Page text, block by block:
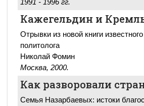
1991 - 1996 гг.
Кажегельдин и
Отрывки из новой книги
политолога
Николай Фомин
Москва, 2000.
Как разворовали
Семья Назарбаевых: истоки